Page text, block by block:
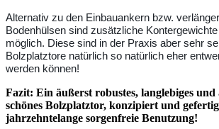
Alternativ zu den Einbauankern bzw.
Bodenhülsen sind zusätzliche
möglich. Diese sind in der Praxis aber sehr
Bolzplatztore natürlich so natürlich eher
werden können!
Fazit: Ein äußerst robustes, langlebiges und
schönes Bolzplatztor, konzipiert und
jahrzehntelange sorgenfreie Benutzung!